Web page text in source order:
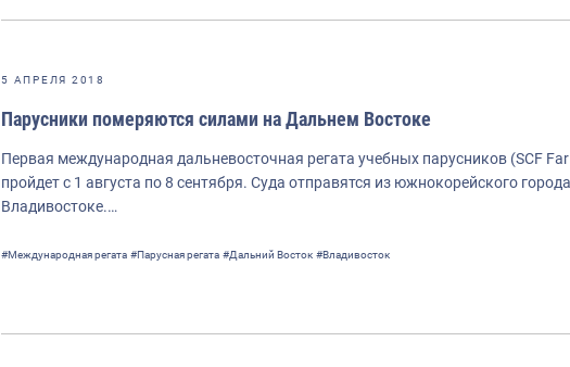
5 АПРЕЛЯ 2018
Парусники померяются силами на Дальнем Востоке
Первая международная дальневосточная регата учебных парусников (SCF
пройдет с 1 августа по 8 сентября. Суда отправятся из южнокорейского
Владивостоке.…
#Международная регата #Парусная регата #Дальний Восток #Владивосток